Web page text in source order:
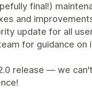
final!)
and
update for all
for guidance
release — we